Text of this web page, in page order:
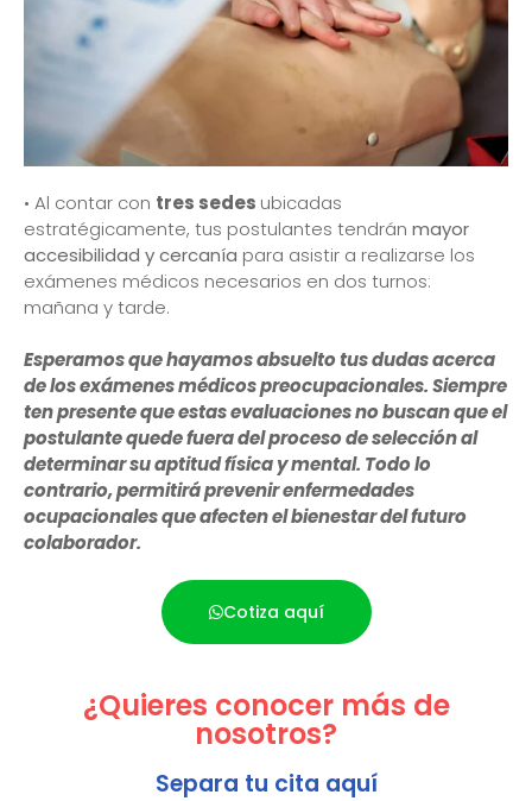
• Al contar con tres sedes ubicadas
estratégicamente, tus postulantes tendrán mayor
accesibilidad y cercanía para asistir a realizarse los
exámenes médicos necesarios en dos turnos:
mañana y tarde.
Esperamos que hayamos absuelto tus dudas acerca
de los exámenes médicos preocupacionales. Siempre
ten presente que estas evaluaciones no buscan que el
postulante quede fuera del proceso de selección al
determinar su aptitud física y mental. Todo lo
contrario, permitirá prevenir enfermedades
ocupacionales que afecten el bienestar del futuro
colaborador.
Cotiza aquí
¿Quieres conocer más de
nosotros?
Separa tu cita aquí